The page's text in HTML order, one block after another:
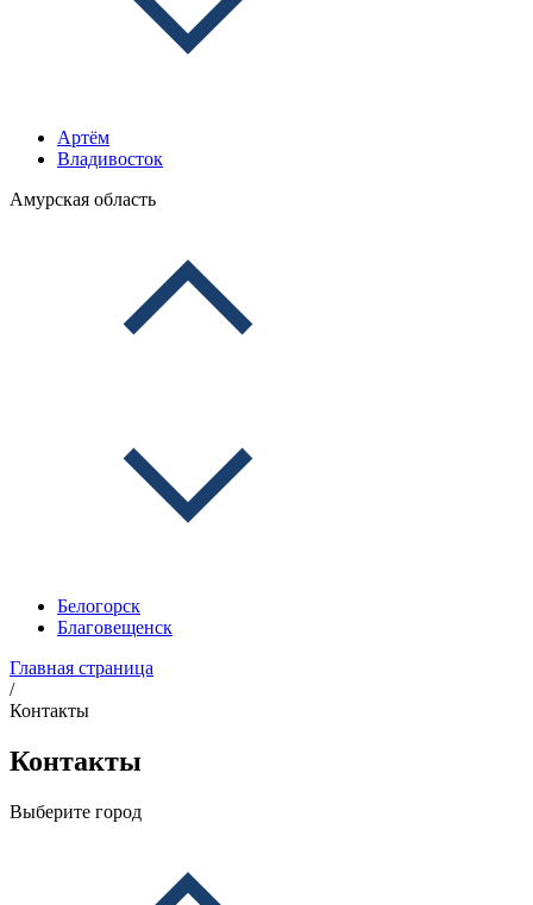
Артём
Владивосток
Амурская область
Белогорск
Благовещенск
Главная страница
/
Контакты
Контакты
Выберите город